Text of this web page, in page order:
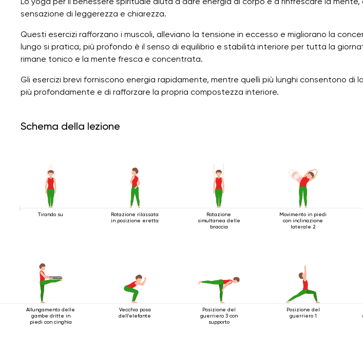
sensazione di leggerezza e chiarezza.
Questi esercizi rafforzano i muscoli, alleviano la tensione in eccesso e migliorano la
lungo si pratica, più profondo è il senso di equilibrio e stabilità interiore per tutta la
rimane tonico e la mente fresca e concentrata.
Gli esercizi brevi forniscono energia rapidamente, mentre quelli più lunghi consentono di
più profondamente e di rafforzare la propria compostezza interiore.
Schema della lezione
Tirando su
Rotazione rilassata
in posizione eretta
Rotazione
simultanea delle
braccia
Movimento in piedi
con inclinazione
laterale 2
Allungamento delle
gambe dritte in
piedi con cinghia
Vecchia posa
dell'elefante
Posizione del
guerriero 3 con
supporto
Posizione del
guerriero 1